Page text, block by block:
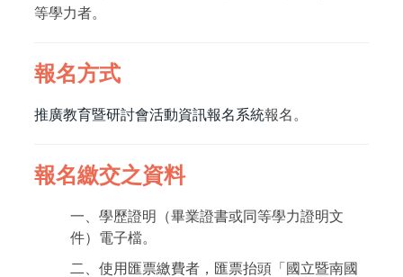
新住民甄試
推廣教育
等學力者。
報名方式
推廣教育暨研討會活動資訊報名系統報名。
報名繳交之資料
一、學歷證明（畢業證書或同等學力證明文
件）電子檔。
二、使用匯票繳費者，匯票抬頭「國立暨南國